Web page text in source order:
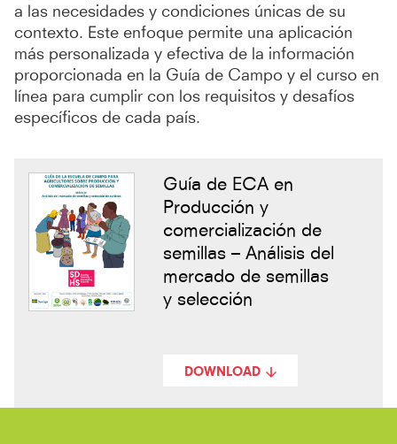
a las necesidades y condiciones únicas de su
contexto. Este enfoque permite una aplicación
más personalizada y efectiva de la información
proporcionada en la Guía de Campo y el curso en
línea para cumplir con los requisitos y desafíos
específicos de cada país.
Guía de ECA en
Producción y
comercialización de
semillas – Análisis del
mercado de semillas
y selección
DOWNLOAD